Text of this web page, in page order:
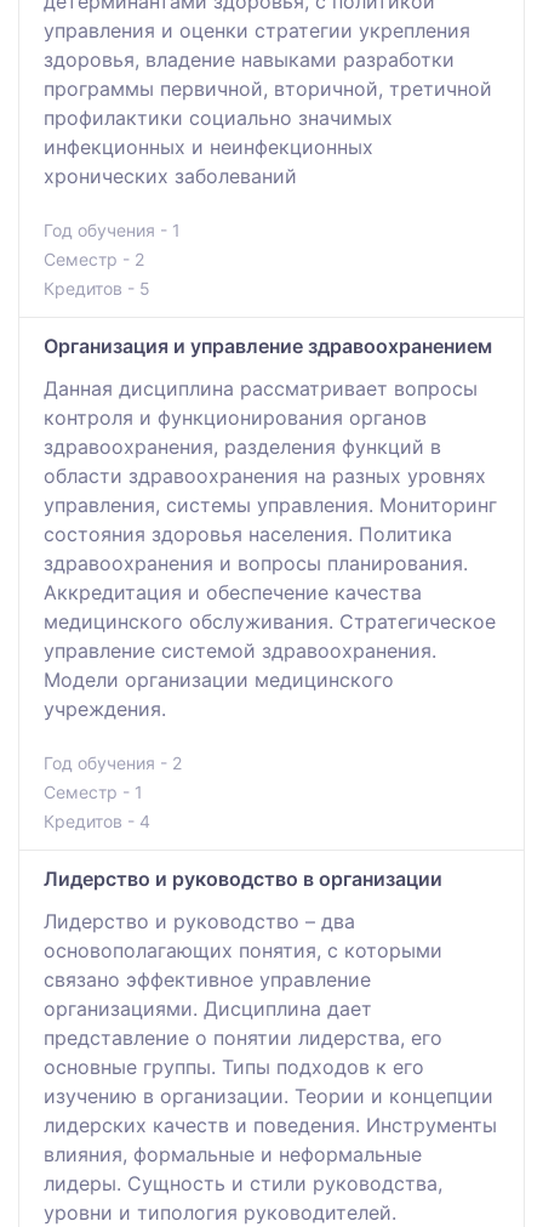
управления и оценки стратегии укрепления
здоровья, владение навыками разработки
программы первичной, вторичной, третичной
профилактики социально значимых
инфекционных и неинфекционных
хронических заболеваний
Год обучения - 1
Семестр - 2
Кредитов - 5
Организация и управление здравоохранением
Данная дисциплина рассматривает вопросы
контроля и функционирования органов
здравоохранения, разделения функций в
области здравоохранения на разных уровнях
управления, системы управления. Мониторинг
состояния здоровья населения. Политика
здравоохранения и вопросы планирования.
Аккредитация и обеспечение качества
медицинского обслуживания. Стратегическое
управление системой здравоохранения.
Модели организации медицинского
учреждения.
Год обучения - 2
Семестр - 1
Кредитов - 4
Лидерство и руководство в организации
Лидерство и руководство – два
основополагающих понятия, с которыми
связано эффективное управление
организациями. Дисциплина дает
представление о понятии лидерства, его
основные группы. Типы подходов к его
изучению в организации. Теории и концепции
лидерских качеств и поведения. Инструменты
влияния, формальные и неформальные
лидеры. Сущность и стили руководства,
уровни и типология руководителей.